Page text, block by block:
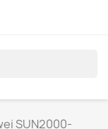
SUN2000-